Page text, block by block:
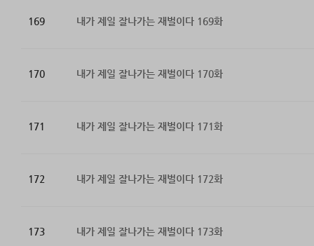
169 내가 제일 잘나가는 재벌이다 169화
170 내가 제일 잘나가는 재벌이다 170화
171 내가 제일 잘나가는 재벌이다 171화
172 내가 제일 잘나가는 재벌이다 172화
173 내가 제일 잘나가는 재벌이다 173화